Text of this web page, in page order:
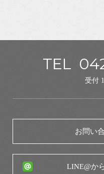
TEL
受付
お問い
LINE@か